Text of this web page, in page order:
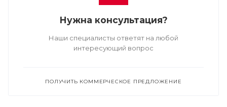
Нужна консультация?
Наши специалисты ответят на любой
интересующий вопрос
ПОЛУЧИТЬ КОММЕРЧЕСКОЕ ПРЕДЛОЖЕНИЕ